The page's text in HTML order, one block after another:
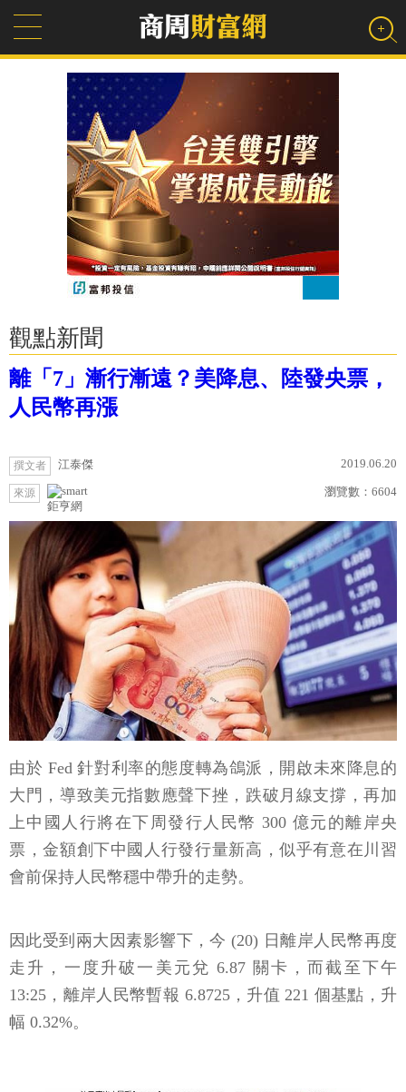
觀點新聞
離「7」漸行漸遠？美降息、陸發央票，
人民幣再漲
撰文者 江泰傑 2019.06.20
來源
鉅亨網
瀏覽數： 6604
由於 Fed 針對利率的態度轉為鴿派，開啟未來降息的
大門，導致美元指數應聲下挫，跌破月線支撐，再加
上中國人行將在下周發行人民幣 300 億元的離岸央
票，金額創下中國人行發行量新高，似乎有意在川習
會前保持人民幣穩中帶升的走勢。
因此受到兩大因素影響下，今 (20) 日離岸人民幣再度
走升，一度升破一美元兌 6.87 關卡，而截至下午
13:25，離岸人民幣暫報 6.8725，升值 221 個基點，升
幅 0.32%。